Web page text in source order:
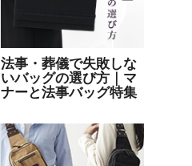
法事・葬儀で失敗しな
いバッグの選び方｜マ
ナーと法事バッグ特集